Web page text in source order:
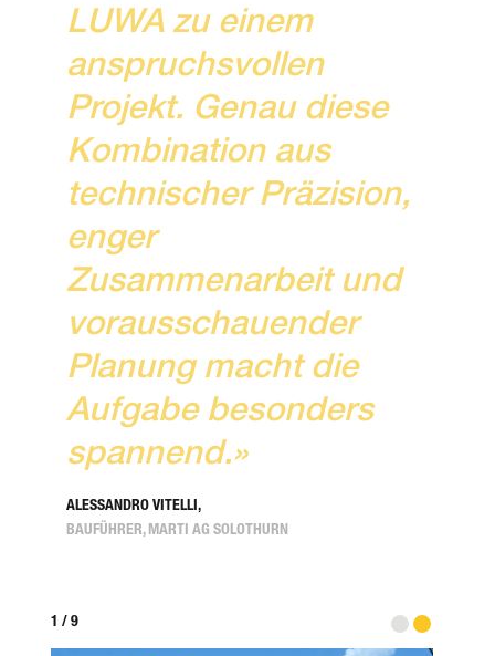
LUWA zu einem
anspruchsvollen
Projekt. Genau diese
Kombination aus
technischer Präzision,
enger
Zusammenarbeit und
vorausschauender
Planung macht die
Aufgabe besonders
spannend.»
ALESSANDRO VITELLI,
BAUFÜHRER, MARTI AG SOLOTHURN
1 /9